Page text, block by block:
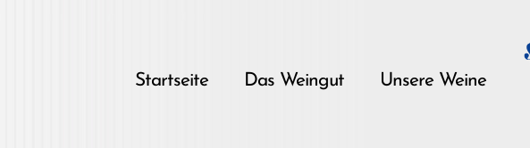
Startseite Das Weingut Unsere Weine